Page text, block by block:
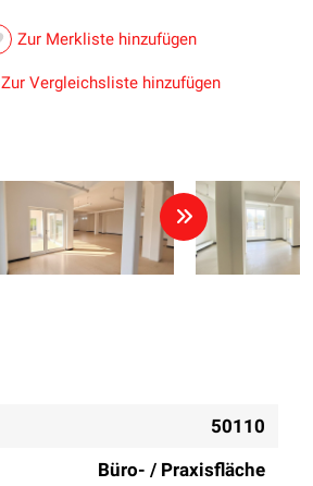
Zur Merkliste hinzufügen
Zur Vergleichsliste hinzufügen
50110
Büro- / Praxisfläche